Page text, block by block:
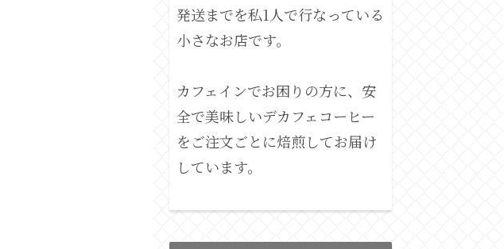
発送までを私1人で行なっている
小さなお店です。
カフェインでお困りの方に、安
全で美味しいデカフェコーヒー
をご注文ごとに焙煎してお届け
しています。